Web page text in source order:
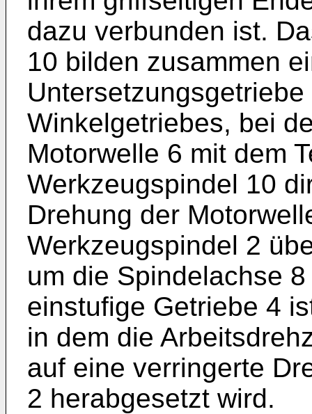
dazu verbunden ist.
10 bilden zusammen
Winkelgetriebes, bei
Motorwelle 6 mit dem
Werkzeugspindel 10
Drehung der
Werkzeugspindel 2
um die Spindelachse
einstufige Getriebe 4
in dem die
auf eine verringerte
2 herabgesetzt wird.